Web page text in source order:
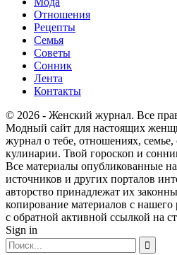
Отношения
Рецепты
Семья
Советы
Сонник
Лента
Контакты
© 2026 - Женский журнал. Все
Модный сайт для настоящих
журнал о тебе, отношениях, семье,
кулинарии. Твой гороскоп и
Все материалы опубликованные
источников и других порталов
авторство принадлежат их
копирование материалов с нашего
с обратной активной ссылкой на
Sign in